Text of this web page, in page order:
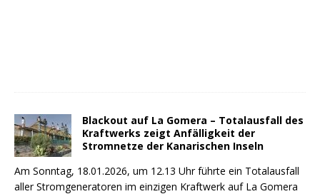
Blackout auf La Gomera – Totalausfall des
Kraftwerks zeigt Anfälligkeit der
Stromnetze der Kanarischen Inseln
Am Sonntag, 18.01.2026, um 12.13 Uhr führte ein Totalausfall
aller Stromgeneratoren im einzigen Kraftwerk auf La Gomera